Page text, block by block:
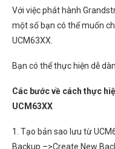
Với việc phát hành
một số bạn có thể muốn
UCM63XX.
Bạn có thể thực hiện dễ
Các bước về cách thực
UCM63XX
1. Tạo bản sao lưu từ
Backup –>Create New